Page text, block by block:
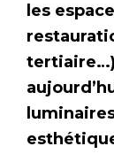
les